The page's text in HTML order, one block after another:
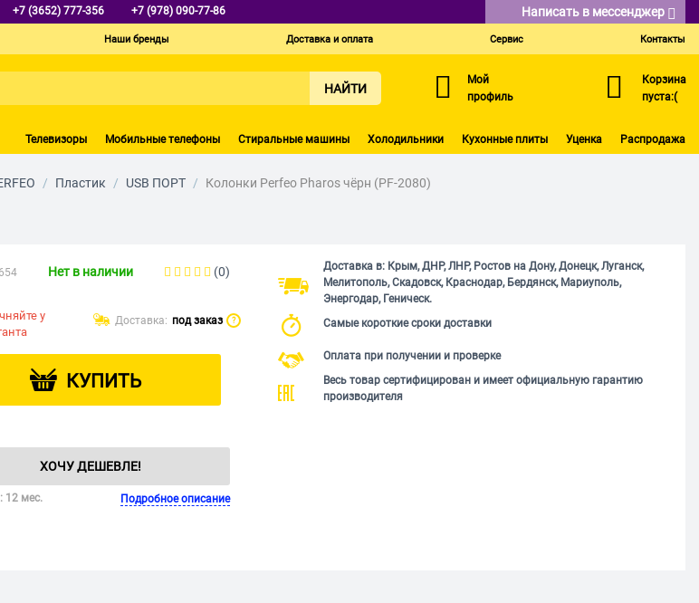
+7 (3652) 777-356 +7 (978) 090-77-86 Написать в мессенджер
Наши бренды Доставка и оплата Сервис Контакты
НАЙТИ
Мой
профиль
Корзина
пуста:(
Телевизоры Мобильные телефоны Стиральные машины Холодильники Кухонные плиты Уценка Распродажа
/ Пластик / USB ПОРТ / Колонки Perfeo Pharos чёрн (PF-2080)
Нет в наличии (0)
у
Доставка: под заказ ?
КУПИТЬ
ХОЧУ ДЕШЕВЛЕ!
12 мес. Подробное описание
Доставка в: Крым, ДНР, ЛНР, Ростов на Дону, Донецк, Луганск,
Мелитополь, Скадовск, Краснодар, Бердянск, Мариуполь,
Энергодар, Геническ.
Самые короткие сроки доставки
Оплата при получении и проверке
Весь товар сертифицирован и имеет официальную гарантию
производителя